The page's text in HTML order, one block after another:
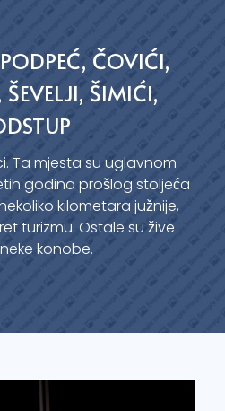
ČOVIĆI,
ŠIMIĆI,
Ta mjesta su uglavnom
godina prošlog stoljeća
kilometara južnije,
turizmu. Ostale su žive
konobe.